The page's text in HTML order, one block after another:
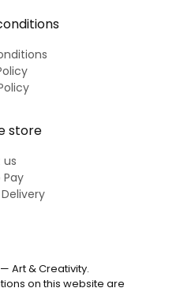
store
us
Pay
— Art & Creativity.
on this website are